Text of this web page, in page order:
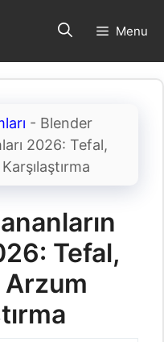
Menu
- Blender
2026: Tefal,
Tefal,